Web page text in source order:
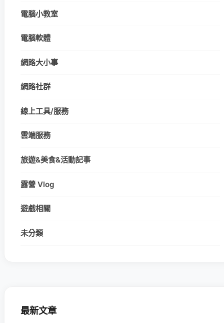
電腦小教室
電腦軟體
網路大小事
網路社群
線上工具/服務
雲端服務
旅遊&美食&活動記事
露營 Vlog
遊戲相關
未分類
最新文章